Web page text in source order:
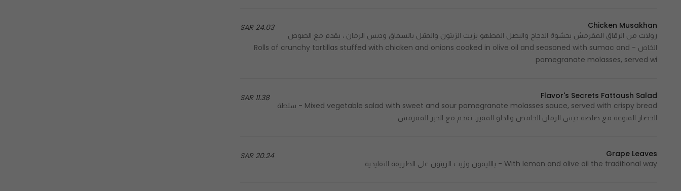
24.03 SAR
Chicken Musakhan
رولات من الرقاق المقرمش بحشوة الدجاج والبصل المطهو بزيت الزيتون والمتبل بالسماق ودبس الرمان ، يقدم مع الصوص
الخاص - Rolls of crunchy tortillas stuffed with chicken and onions cooked in olive oil and seasoned with sumac and
pomegranate molasses, served wi
11.38 SAR
Flavor's Secrets Fattoush Salad
Mixed vegetable salad with sweet and sour pomegranate molasses sauce, served with crispy bread - سلطة
الخضار المنوعة مع صلصة دبس الرمان الحامض والحلو المميز، تقدم مع الخبز المقرمش
20.24 SAR
Grape Leaves
With lemon and olive oil the traditional way - بالليمون وزيت الزيتون على الطريقة التقليدية